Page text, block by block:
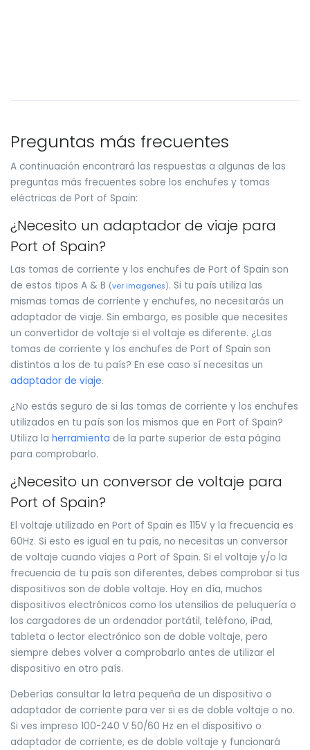
Preguntas más frecuentes
A continuación encontrará las respuestas a algunas de las
preguntas más frecuentes sobre los enchufes y tomas
eléctricas de Port of Spain:
¿Necesito un adaptador de viaje para
Port of Spain?
Las tomas de corriente y los enchufes de Port of Spain son
de estos tipos A & B (ver imagenes). Si tu país utiliza las
mismas tomas de corriente y enchufes, no necesitarás un
adaptador de viaje. Sin embargo, es posible que necesites
un convertidor de voltaje si el voltaje es diferente. ¿Las
tomas de corriente y los enchufes de Port of Spain son
distintos a los de tu país? En ese caso sí necesitas un
adaptador de viaje.
¿No estás seguro de si las tomas de corriente y los enchufes
utilizados en tu país son los mismos que en Port of Spain?
Utiliza la herramienta de la parte superior de esta página
para comprobarlo.
¿Necesito un conversor de voltaje para
Port of Spain?
El voltaje utilizado en Port of Spain es 115V y la frecuencia es
60Hz. Si esto es igual en tu país, no necesitas un conversor
de voltaje cuando viajes a Port of Spain. Si el voltaje y/o la
frecuencia de tu país son diferentes, debes comprobar si tus
dispositivos son de doble voltaje. Hoy en día, muchos
dispositivos electrónicos como los utensilios de peluquería o
los cargadores de un ordenador portátil, teléfono, iPad,
tableta o lector electrónico son de doble voltaje, pero
siempre debes volver a comprobarlo antes de utilizar el
dispositivo en otro país.
Deberías consultar la letra pequeña de un dispositivo o
adaptador de corriente para ver si es de doble voltaje o no.
Si ves impreso 100-240 V 50/60 Hz en el dispositivo o
adaptador de corriente, es de doble voltaje y funcionará